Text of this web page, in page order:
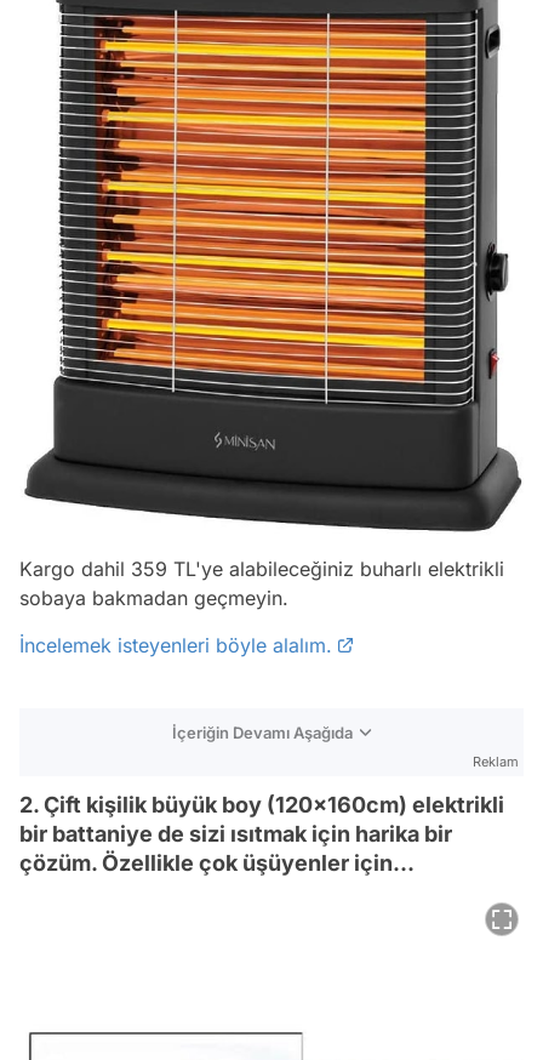
Kargo dahil 359 TL'ye alabileceğiniz buharlı elektrikli
sobaya bakmadan geçmeyin.
İncelemek isteyenleri böyle alalım.
İçeriğin Devamı Aşağıda
Reklam
2. Çift kişilik büyük boy (120x160cm) elektrikli
bir battaniye de sizi ısıtmak için harika bir
çözüm. Özellikle çok üşüyenler için...